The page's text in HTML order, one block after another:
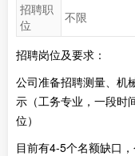
招聘职
位
不限
招聘岗位及要求：
公司准备招聘测量、机
示（工务专业，一段时
位）
目前有4-5个名额缺口